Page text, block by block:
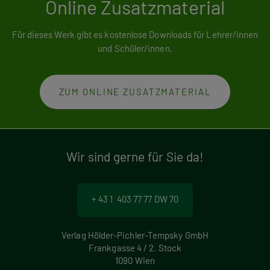
Online Zusatzmaterial
Für dieses Werk gibt es kostenlose Downloads für Lehrer/innen
und Schüler/innen.
ZUM ONLINE ZUSATZMATERIAL
Wir sind gerne für Sie da!
+ 43 1 403 77 77 DW 70
Verlag Hölder-Pichler-Tempsky GmbH
Frankgasse 4 / 2. Stock
1090 Wien